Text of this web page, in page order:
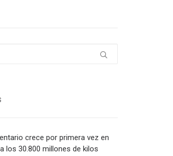
crece por primera vez en
los 30.800 millones de kilos